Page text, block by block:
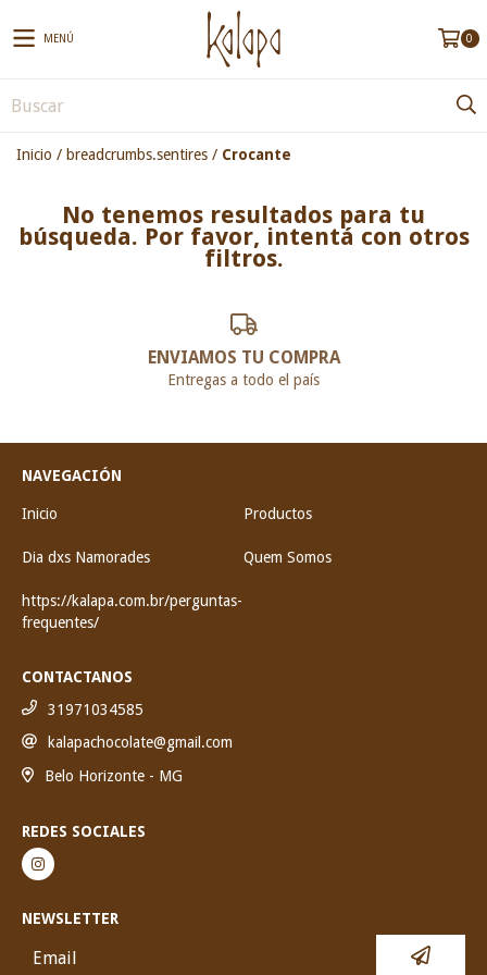
MENÚ 0
Inicio / breadcrumbs.sentires / Crocante
No tenemos resultados para tu
búsqueda. Por favor, intentá con otros
filtros.
ENVIAMOS TU COMPRA
Entregas a todo el país
NAVEGACIÓN
Inicio Productos
Dia dxs Namorades Quem Somos
https://kalapa.com.br/perguntas-
frequentes/
CONTACTANOS
31971034585
kalapachocolate@gmail.com
Belo Horizonte - MG
REDES SOCIALES
NEWSLETTER